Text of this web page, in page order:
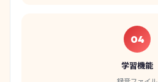
04
学習機能